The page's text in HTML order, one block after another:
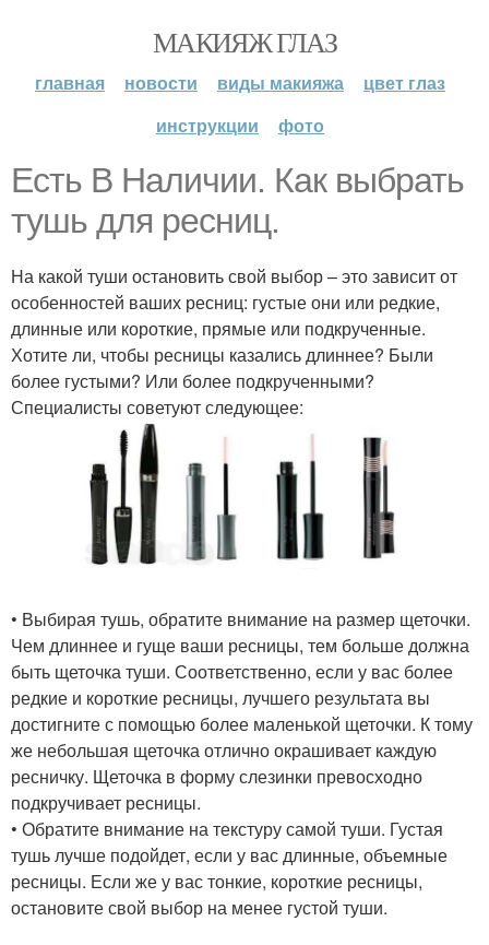
МАКИЯЖ ГЛАЗ
главная новости виды макияжа
цвет глаз
инструкции
фото
Есть В Наличии. Как выбрать
тушь для ресниц.
На какой туши остановить свой выбор – это зависит от
особенностей ваших ресниц: густые они или редкие,
длинные или короткие, прямые или подкрученные.
Хотите ли, чтобы ресницы казались длиннее? Были
более густыми? Или более подкрученными?
Специалисты советуют следующее:
• Выбирая тушь, обратите внимание на размер щеточки.
Чем длиннее и гуще ваши ресницы, тем больше должна
быть щеточка туши. Соответственно, если у вас более
редкие и короткие ресницы, лучшего результата вы
достигните с помощью более маленькой щеточки. К тому
же небольшая щеточка отлично окрашивает каждую
ресничку. Щеточка в форму слезинки превосходно
подкручивает ресницы.
• Обратите внимание на текстуру самой туши. Густая
тушь лучше подойдет, если у вас длинные, объемные
ресницы. Если же у вас тонкие, короткие ресницы,
остановите свой выбор на менее густой туши.